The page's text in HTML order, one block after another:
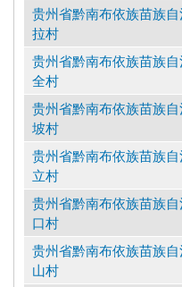
贵州省黔南布依族苗族
拉村
贵州省黔南布依族苗族
全村
贵州省黔南布依族苗族
坡村
贵州省黔南布依族苗族
立村
贵州省黔南布依族苗族
口村
贵州省黔南布依族苗族
山村